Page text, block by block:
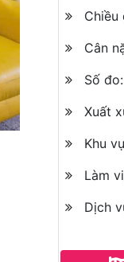
Chiều
Cân
Số đo:
Xuất
Khu
Làm
Dịch